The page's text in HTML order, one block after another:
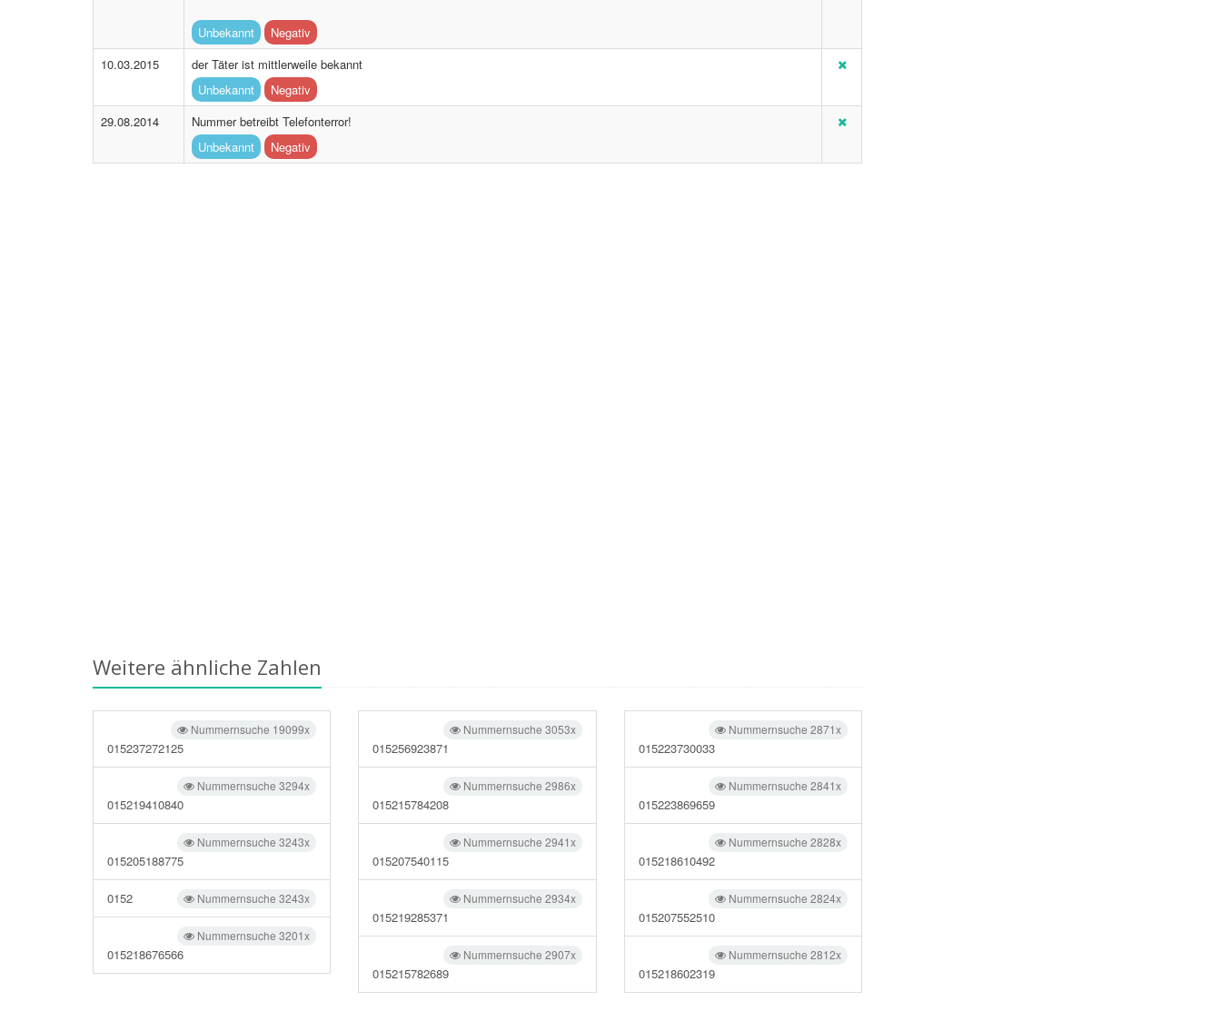
Unbekannt
Negativ
10.03.2015
der Täter ist mittlerweile bekannt
Unbekannt
Negativ
29.08.2014
Nummer betreibt Telefonterror!
Unbekannt
Negativ
Weitere ähnliche Zahlen
Nummernsuche 19099x
015237272125
Nummernsuche 3294x
015219410840
Nummernsuche 3243x
015205188775
Nummernsuche 3243x
0152
Nummernsuche 3201x
015218676566
Nummernsuche 3053x
015256923871
Nummernsuche 2986x
015215784208
Nummernsuche 2941x
015207540115
Nummernsuche 2934x
015219285371
Nummernsuche 2907x
015215782689
Nummernsuche 2871x
015223730033
Nummernsuche 2841x
015223869659
Nummernsuche 2828x
015218610492
Nummernsuche 2824x
015207552510
Nummernsuche 2812x
015218602319